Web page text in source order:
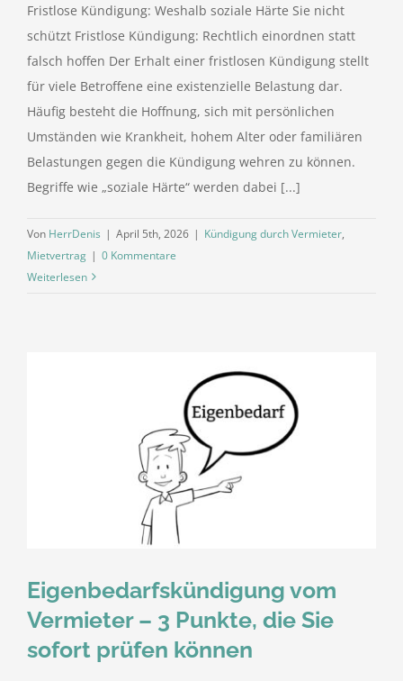
Fristlose Kündigung: Weshalb soziale Härte Sie nicht
schützt Fristlose Kündigung: Rechtlich einordnen statt
falsch hoffen Der Erhalt einer fristlosen Kündigung stellt
für viele Betroffene eine existenzielle Belastung dar.
Häufig besteht die Hoffnung, sich mit persönlichen
Umständen wie Krankheit, hohem Alter oder familiären
Belastungen gegen die Kündigung wehren zu können.
Begriffe wie „soziale Härte“ werden dabei [...]
Von HerrDenis | April 5th, 2026 | Kündigung durch Vermieter,
Mietvertrag | 0 Kommentare
Weiterlesen
Eigenbedarfskündigung vom
Vermieter – 3 Punkte, die Sie
sofort prüfen können